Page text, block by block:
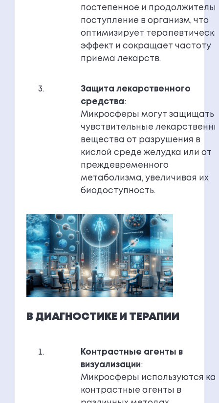
постепенное и
поступление в организм, что
оптимизирует
эффект и сокращает частоту
приема лекарств.
Защита лекарственного
средства:
Микросферы могут защищать
чувствительные
вещества от разрушения в
кислой среде желудка или от
преждевременного
метаболизма, увеличивая их
биодоступность.
В ДИАГНОСТИКЕ И ТЕРАПИИ
Контрастные агенты в
визуализации:
Микросферы используются
контрастные агенты в